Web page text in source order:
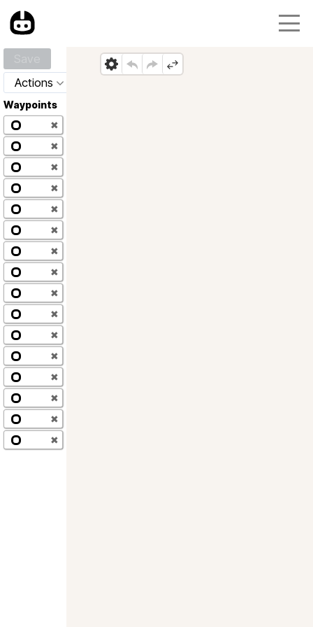
Actions
Waypoints
✖
✖
✖
✖
✖
✖
✖
✖
✖
✖
✖
✖
✖
✖
✖
✖